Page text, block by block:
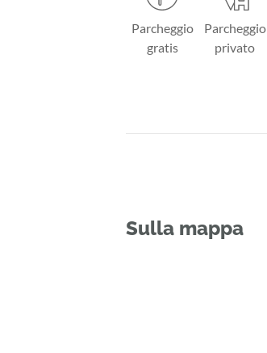
Parcheggio
gratis
Parcheggio
privato
Sulla mappa